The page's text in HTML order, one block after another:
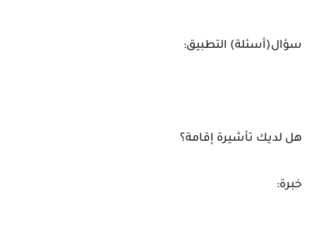
سؤال(أسئلة) التطبيق:
هل لديك تأشيرة إقامة؟
خبرة: